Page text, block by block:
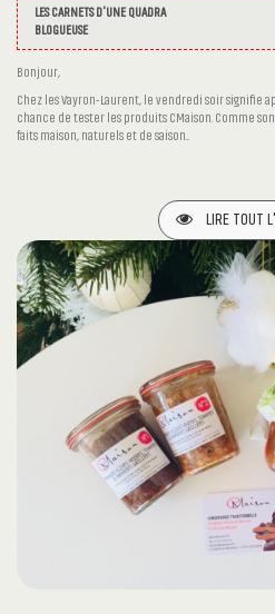
LES CARNETS D'UNE QUADRA
BLOGUEUSE
Bonjour,
Chez les Vayron-Laurent, le vendredi soir signifie
chance de tester les produits CMaison. Comme
faits maison, naturels et de saison...
LIRE TOUT